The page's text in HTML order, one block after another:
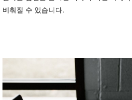
비춰질 수 있습니다.